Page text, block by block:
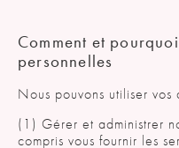
Comment et
personnelles
Nous pouvons utiliser
(1) Gérer et administrer
compris vous fournir les